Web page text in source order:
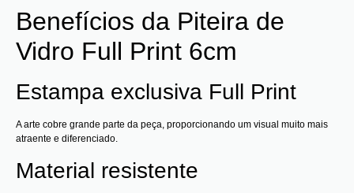
Benefícios da Piteira de
Vidro Full Print 6cm
Estampa exclusiva Full Print
A arte cobre grande parte da peça, proporcionando um visual muito mais
atraente e diferenciado.
Material resistente